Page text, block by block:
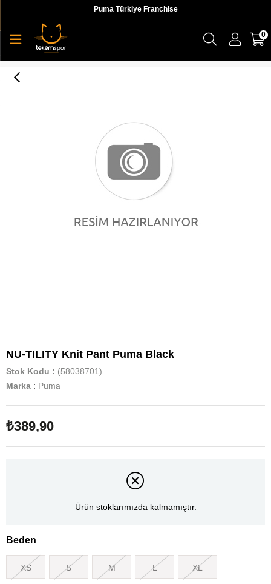
Puma Türkiye Franchise
0
NU-TILITY Knit Pant Puma Black
Stok Kodu
(58038701)
Marka : Puma
₺389,90
Ürün stoklarımızda kalmamıştır.
Beden
XS S M L XL